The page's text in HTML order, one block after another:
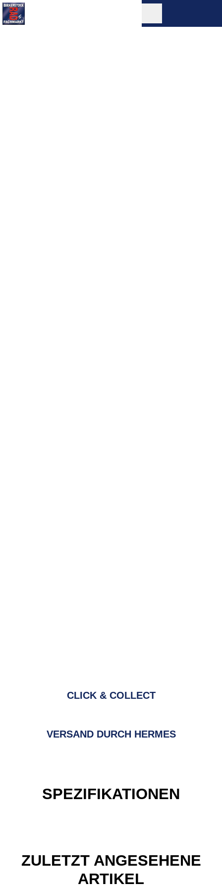
CLICK & COLLECT
VERSAND DURCH HERMES
SPEZIFIKATIONEN
ZULETZT ANGESEHENE
ARTIKEL